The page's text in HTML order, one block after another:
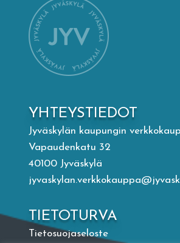
Taideapteekki
Kirjasto
Valon Kaupunki
Lasten Lysti & LystiKylä-festivaali
English
YHTEYSTIEDOT
Jyväskylän kaupungin
Vapaudenkatu 32
40100 Jyväskylä
TIETOTURVA
Tietosuojaseloste